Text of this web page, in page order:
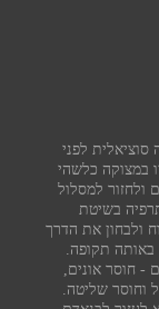
סוציאלית לפני
במצוקה כלשהי
ולחזור למסלול
פסיכותרפיה בשיטת
ולבחון את הדרך
באותה תקופה.
- חוסר אונים,
וחוסר שליטה.